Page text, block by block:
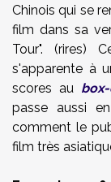
Chinois qui se
film dans sa
Tour". (rires)
s'apparente à
scores au
passe aussi
comment le
film très